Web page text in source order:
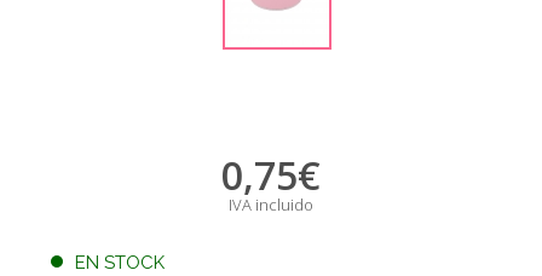
0,75€
IVA incluido
EN STOCK